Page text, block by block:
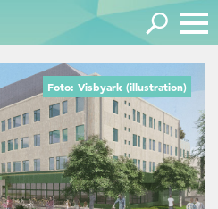
Foto: Visbyark (illustration)